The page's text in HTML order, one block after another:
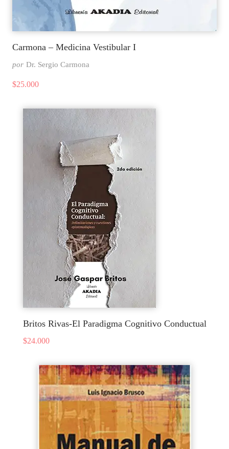
Carmona – Medicina Vestibular I
por Dr. Sergio Carmona
$25.000
Britos Rivas-El Paradigma Cognitivo Conductual
$24.000